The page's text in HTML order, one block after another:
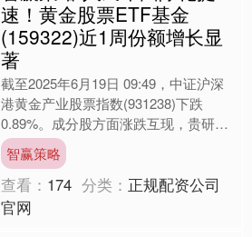
速！黄金股票ETF基金
(159322)近1周份额增长显
著
截至2025年6月19日 09:49，中证沪深
港黄金产业股票指数(931238)下跌
0.89%。成分股方面涨跌互现，贵研铂
业(600459)领涨3.19%，山东....
智赢策略
查看： 174 分类： 正规配资公司
官网